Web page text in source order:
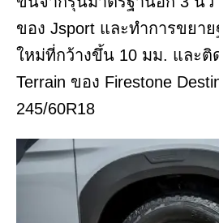
ของ Jsport และทำการขยา
ใหม่ที่กว้างขึ้น 10 มม. และติ
Terrain ของ Firestone
245/60R18